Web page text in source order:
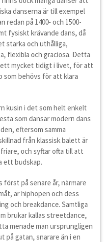
danserna är till exempel
redan på 1400- och 1500-
fysiskt krävande dans, då
starka och uthålliga,
flexibla och graciösa. Detta
mycket tidigt i livet, för att
som behövs för att klara
kusin i det som helt enkelt
som dansar modern dans
eftersom samma
från klassisk balett är
och syftar ofta till att
ett budskap.
först på senare år, närmare
är hiphopen och dess
och breakdance. Samtliga
brukar kallas streetdance,
menade man ursprungligen
på gatan, snarare än i en